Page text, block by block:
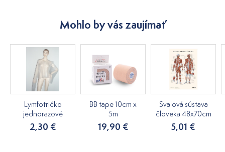
Mohlo by vás zaujímať
Lymfotričko
jednorazové
2,30 €
BB tape 10cm x
5m
19,90 €
Svalová sústava
človeka 48x70cm
5,01 €